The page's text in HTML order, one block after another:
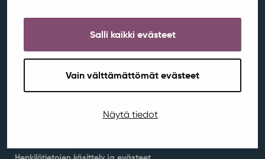
Salli kaikki evästeet
Vain välttämättömät evästeet
Näytä tiedot
Soihtu on Jyväskylän Yliopiston Ylioppilaskunta JYYn
Keskussairaalantie 2